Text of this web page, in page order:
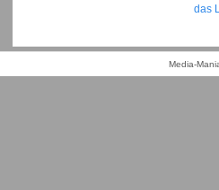
das
Media-